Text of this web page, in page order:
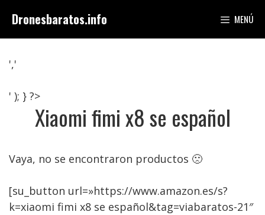
contenido
Dronesbaratos.info MENÚ
','
' ); } ?>
Xiaomi fimi x8 se español
Vaya, no se encontraron productos 🙁
[su_button url=»https://www.amazon.es/s?
k=xiaomi fimi x8 se español&tag=viabaratos-21″